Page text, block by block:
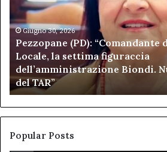
della
Polizia
Locale,
settima
figuraccia
dell’amministrazione
Biondi.
Nuova
bocciatura
del
TAR”
Giugno 30, 2026
Pezzopane (PD): “Comandante
Locale, la settima figuraccia
dell’amministrazione Biondi.
del TAR”
Popular Posts